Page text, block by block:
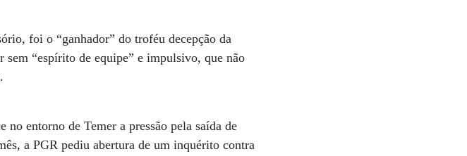
foi o “ganhador” do troféu decepção da
“espírito de equipe” e impulsivo, que não
no entorno de Temer a pressão pela saída de
a PGR pediu abertura de um inquérito contra